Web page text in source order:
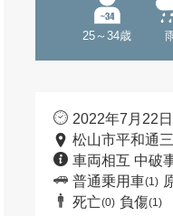
25～34歳
2022年7月22
松山市平和通
車両相互 中破
普通乗用車(1)
死亡(0) 負傷(1)